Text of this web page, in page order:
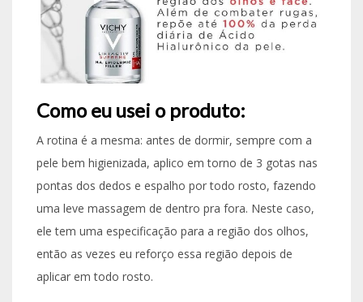
Como eu usei o produto:
A rotina é a mesma: antes de dormir, sempre com a
pele bem higienizada, aplico em torno de 3 gotas nas
pontas dos dedos e espalho por todo rosto, fazendo
uma leve massagem de dentro pra fora. Neste caso,
ele tem uma especificação para a região dos olhos,
então as vezes eu reforço essa região depois de
aplicar em todo rosto.